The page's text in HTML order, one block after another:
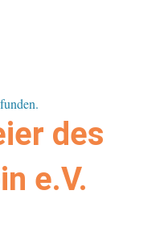
des
e.V.